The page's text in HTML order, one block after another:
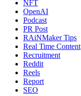
NFT
OpenAI
Podcast
PR Post
RAiNMaker Tips
Real Time Content
Recruitment
Reddit
Reels
Report
SEO